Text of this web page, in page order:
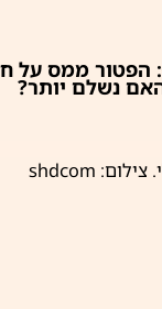
נשלם יותר?